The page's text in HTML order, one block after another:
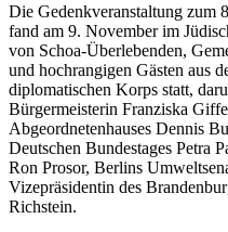
Die Gedenkveranstaltung zum
fand am 9. November im
von Schoa-Überlebenden,
und hochrangigen Gästen aus
diplomatischen Korps statt,
Bürgermeisterin Franziska
Abgeordnetenhauses Dennis
Deutschen Bundestages Petra
Ron Prosor, Berlins
Vizepräsidentin des
Richstein.